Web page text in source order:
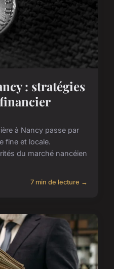
: stratégies
à Nancy passe par
fine et locale.
du marché nancéien
7 min de lecture →